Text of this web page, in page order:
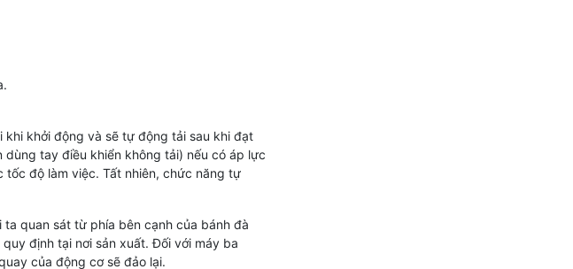
khởi động và sẽ tự động tải sau khi đạt
tay điều khiển không tải) nếu có áp lực
độ làm việc. Tất nhiên, chức năng tự
quan sát từ phía bên cạnh của bánh đà
định tại nơi sản xuất. Đối với máy ba
của động cơ sẽ đảo lại.